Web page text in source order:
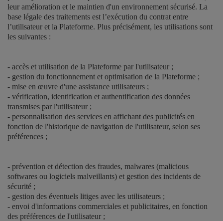
leur amélioration et le maintien d'un environnement sécurisé. La
base légale des traitements est l’exécution du contrat entre
l’utilisateur et la Plateforme. Plus précisément, les utilisations sont
les suivantes :
- accès et utilisation de la Plateforme par l'utilisateur ;
- gestion du fonctionnement et optimisation de la Plateforme ;
- mise en œuvre d'une assistance utilisateurs ;
- vérification, identification et authentification des données
transmises par l'utilisateur ;
- personnalisation des services en affichant des publicités en
fonction de l'historique de navigation de l'utilisateur, selon ses
préférences ;
- prévention et détection des fraudes, malwares (malicious
softwares ou logiciels malveillants) et gestion des incidents de
sécurité ;
- gestion des éventuels litiges avec les utilisateurs ;
- envoi d'informations commerciales et publicitaires, en fonction
des préférences de l'utilisateur ;